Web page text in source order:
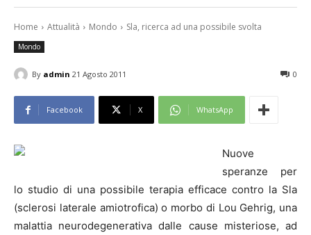
Home Attualità Mondo Sla, ricerca ad una possibile svolta
Mondo
By admin 21 Agosto 2011 0
Facebook X WhatsApp
Nuove
speranze per
lo studio di una possibile terapia efficace contro la Sla
(sclerosi laterale amiotrofica) o morbo di Lou Gehrig, una
malattia neurodegenerativa dalle cause misteriose, ad